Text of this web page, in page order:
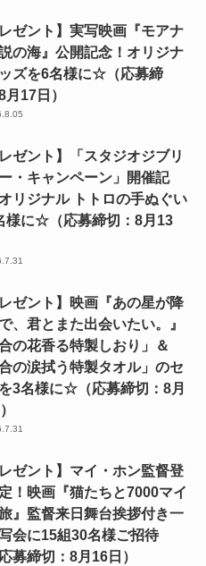
レゼント】実写映画『モアナ
の海』公開記念！オリジナ
ズを6名様に☆（応募締
月17日）
レゼント】「スタジオジブリ
・キャンペーン」開催記
リジナル トトロの手ぬぐい
様に☆（応募締切：8月13
レゼント】映画『あの星が降
、君とまた出会いたい。』
合の花香る特製しおり」＆
合の涙拭う特製タオル」のセ
3名様に☆（応募締切：8月
レゼント】マイ・ホン監督登
！映画『猫たちと7000マイ
』監督来日舞台挨拶付き一
会に15組30名様ご招待
募締切：8月16日）